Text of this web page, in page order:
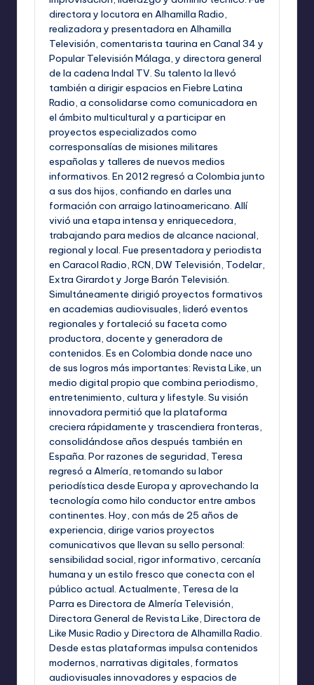
directora y locutora en Alhamilla Radio,
realizadora y presentadora en Alhamilla
Televisión, comentarista taurina en Canal 34 y
Popular Televisión Málaga, y directora general
de la cadena Indal TV. Su talento la llevó
también a dirigir espacios en Fiebre Latina
Radio, a consolidarse como comunicadora en
el ámbito multicultural y a participar en
proyectos especializados como
corresponsalías de misiones militares
españolas y talleres de nuevos medios
informativos. En 2012 regresó a Colombia junto
a sus dos hijos, confiando en darles una
formación con arraigo latinoamericano. Allí
vivió una etapa intensa y enriquecedora,
trabajando para medios de alcance nacional,
regional y local. Fue presentadora y periodista
en Caracol Radio, RCN, DW Televisión, Todelar,
Extra Girardot y Jorge Barón Televisión.
Simultáneamente dirigió proyectos formativos
en academias audiovisuales, lideró eventos
regionales y fortaleció su faceta como
productora, docente y generadora de
contenidos. Es en Colombia donde nace uno
de sus logros más importantes: Revista Like, un
medio digital propio que combina periodismo,
entretenimiento, cultura y lifestyle. Su visión
innovadora permitió que la plataforma
creciera rápidamente y trascendiera fronteras,
consolidándose años después también en
España. Por razones de seguridad, Teresa
regresó a Almería, retomando su labor
periodística desde Europa y aprovechando la
tecnología como hilo conductor entre ambos
continentes. Hoy, con más de 25 años de
experiencia, dirige varios proyectos
comunicativos que llevan su sello personal:
sensibilidad social, rigor informativo, cercanía
humana y un estilo fresco que conecta con el
público actual. Actualmente, Teresa de la
Parra es Directora de Almería Televisión,
Directora General de Revista Like, Directora de
Like Music Radio y Directora de Alhamilla Radio.
Desde estas plataformas impulsa contenidos
modernos, narrativas digitales, formatos
audiovisuales innovadores y espacios de